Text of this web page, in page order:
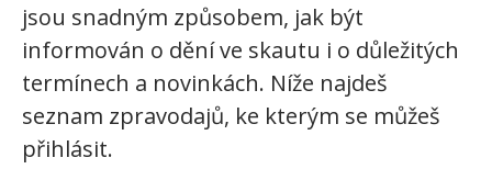
jsou snadným způsobem, jak být
informován o dění ve skautu i o důležitých
termínech a novinkách. Níže najdeš
seznam zpravodajů, ke kterým se můžeš
přihlásit.